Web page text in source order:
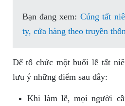
Bạn đang xem: Cúng tất
ty, cửa hàng theo truyền
Để tổ chức một buổi lễ tất
lưu ý những điểm sau đây:
Khi làm lễ, mọi người